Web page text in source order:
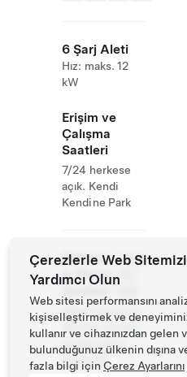
6 Şarj Aleti
Hız: maks. 12
kW
Erişim ve
Çalışma
Saatleri
7/24 herkese
açık. Kendi
Kendine Park
Website
& Phone
0800
667
https://www.fe
ds.com.tw/stor
e/info.aspx?
store=16
Çerezlerle Web
Yardımcı Olun
Web sitesi performansını
kişiselleştirmek ve
kullanır ve cihazınızdan gelen
bulunduğunuz ülkenin dışına
fazla bilgi için Çerez Ayarlarını